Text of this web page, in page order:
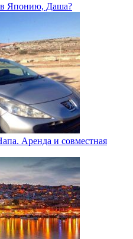
в Японию, Даша?
Аренда и совместная